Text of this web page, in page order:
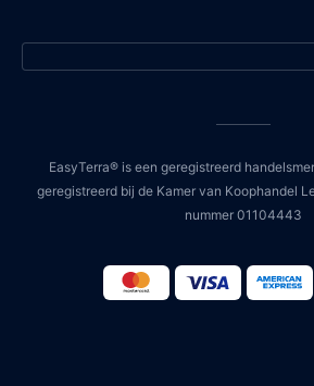
EasyTerra® is een geregistreerd
geregistreerd bij de Kamer van Koophandel
nummer 01104443